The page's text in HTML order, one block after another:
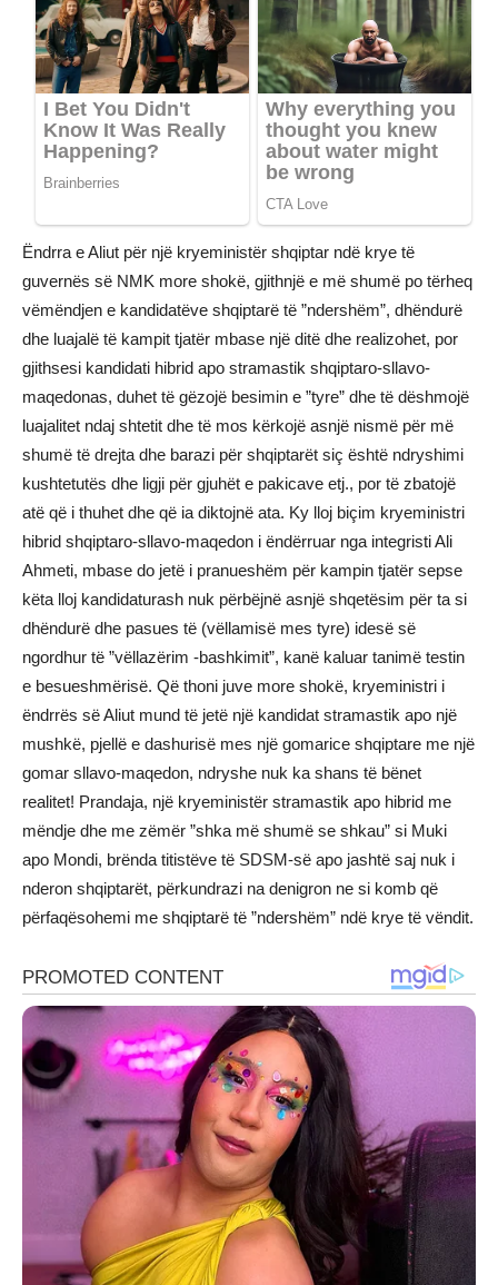
Ëndrra e Aliut për një kryeministër shqiptar ndë krye të
guvernës së NMK more shokë, gjithnjë e më shumë po tërheq
vëmëndjen e kandidatëve shqiptarë të ”ndershëm”, dhëndurë
dhe luajalë të kampit tjatër mbase një ditë dhe realizohet, por
gjithsesi kandidati hibrid apo stramastik shqiptaro-sllavo-
maqedonas, duhet të gëzojë besimin e ”tyre” dhe të dëshmojë
luajalitet ndaj shtetit dhe të mos kërkojë asnjë nismë për më
shumë të drejta dhe barazi për shqiptarët siç është ndryshimi
kushtetutës dhe ligji për gjuhët e pakicave etj., por të zbatojë
atë që i thuhet dhe që ia diktojnë ata. Ky lloj biçim kryeministri
hibrid shqiptaro-sllavo-maqedon i ëndërruar nga integristi Ali
Ahmeti, mbase do jetë i pranueshëm për kampin tjatër sepse
këta lloj kandidaturash nuk përbëjnë asnjë shqetësim për ta si
dhëndurë dhe pasues të (vëllamisë mes tyre) idesë së
ngordhur të ”vëllazërim -bashkimit”, kanë kaluar tanimë testin
e besueshmërisë. Që thoni juve more shokë, kryeministri i
ëndrrës së Aliut mund të jetë një kandidat stramastik apo një
mushkë, pjellë e dashurisë mes një gomarice shqiptare me një
gomar sllavo-maqedon, ndryshe nuk ka shans të bënet
realitet! Prandaja, një kryeministër stramastik apo hibrid me
mëndje dhe me zëmër ”shka më shumë se shkau” si Muki
apo Mondi, brënda titistëve të SDSM-së apo jashtë saj nuk i
nderon shqiptarët, përkundrazi na denigron ne si komb që
përfaqësohemi me shqiptarë të ”ndershëm” ndë krye të vëndit.